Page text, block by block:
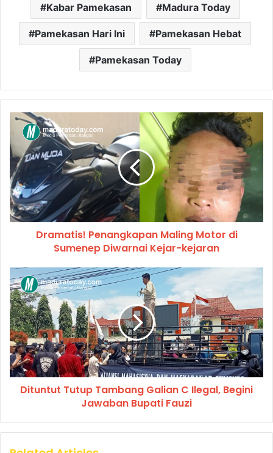
Kabar Pamekasan Madura Today
Pamekasan Hari Ini Pamekasan Hebat
Pamekasan Today
Dramatis! Penangkapan Maling Motor di
Sumenep Diwarnai Kejar-kejaran
Dituntut Tutup Tambang Galian C Ilegal, Begini
Jawaban Bupati Fauzi